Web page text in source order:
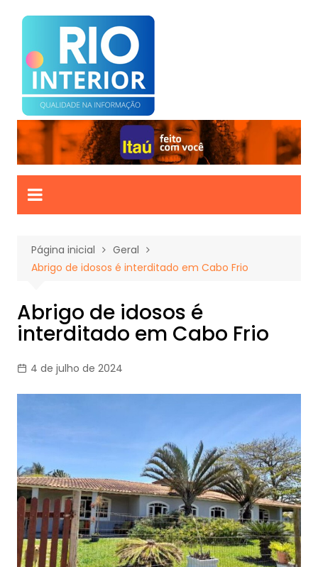
para
conteúdo
Página inicial
Geral
Abrigo de idosos é interditado em Cabo Frio
Abrigo de idosos é
interditado em Cabo Frio
4 de julho de 2024